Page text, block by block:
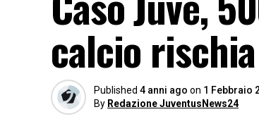
calcio
Published 4 anni ago on 1 Febbraio
By Redazione JuventusNews24